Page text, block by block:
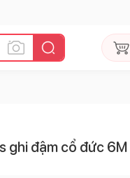
ghi đậm cổ đức 6M